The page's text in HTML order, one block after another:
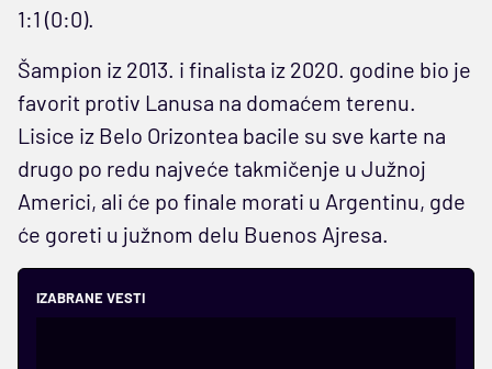
1:1 (0:0).
Šampion iz 2013. i finalista iz 2020. godine bio je
favorit protiv Lanusa na domaćem terenu.
Lisice iz Belo Orizontea bacile su sve karte na
drugo po redu najveće takmičenje u Južnoj
Americi, ali će po finale morati u Argentinu, gde
će goreti u južnom delu Buenos Ajresa.
IZABRANE VESTI